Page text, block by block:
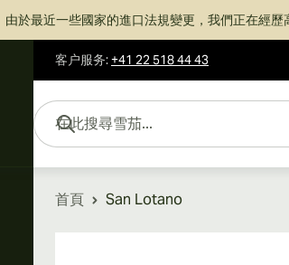
由於最近一些國家的進口法規變更，我們正在經
客户服务:+41 22 518 44 43
在此搜尋雪茄...
首頁 San Lotano